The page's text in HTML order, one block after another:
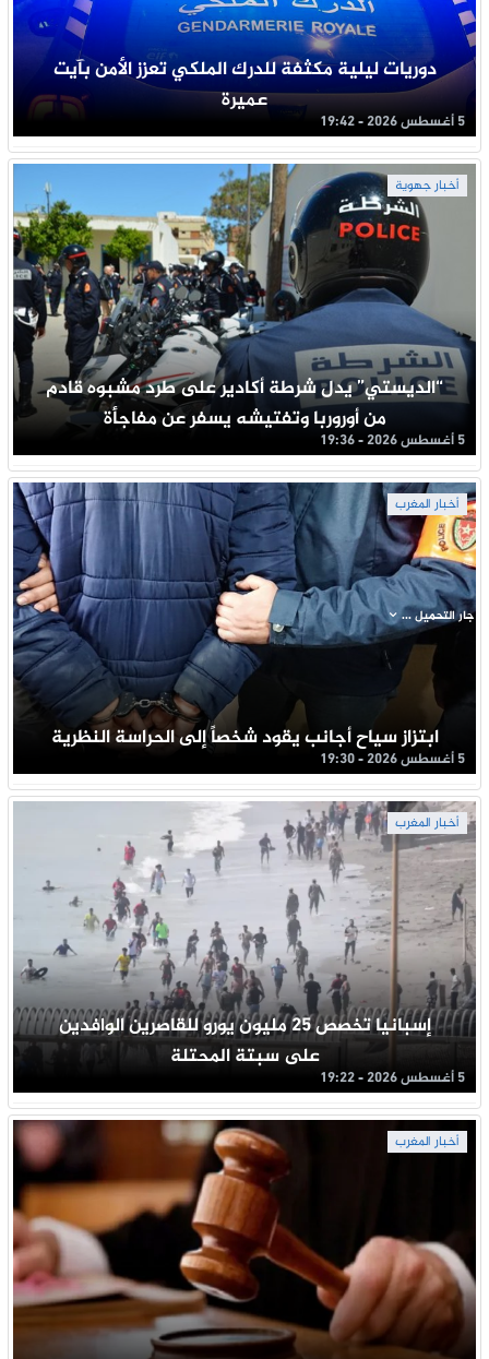
دوريات ليلية مكثفة للدرك الملكي تعزز الأمن بآيت
عميرة
5 أغسطس 2026 - 19:42
أخبار جهوية
“الديستي” يدل شرطة أكادير على طرد مشبوه قادم
من أوروربا وتفتيشه يسفر عن مفاجأة
5 أغسطس 2026 - 19:36
أخبار المغرب
ابتزاز سياح أجانب يقود شخصاً إلى الحراسة النظرية
5 أغسطس 2026 - 19:30
أخبار المغرب
إسبانيا تخصص 25 مليون يورو للقاصرين الوافدين
على سبتة المحتلة
5 أغسطس 2026 - 19:22
أخبار المغرب
جار التحميل ...